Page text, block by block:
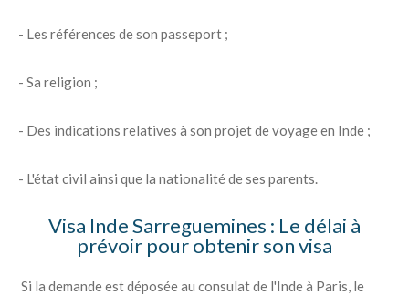
- Les références de son passeport ;
- Sa religion ;
- Des indications relatives à son projet de voyage en Inde ;
- L'état civil ainsi que la nationalité de ses parents.
Visa Inde Sarreguemines : Le délai à
prévoir pour obtenir son visa
Si la demande est déposée au consulat de l'Inde à Paris, le